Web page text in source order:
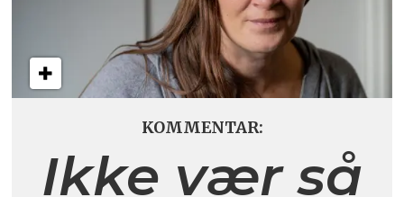
KOMMENTAR:
Ikke vær så